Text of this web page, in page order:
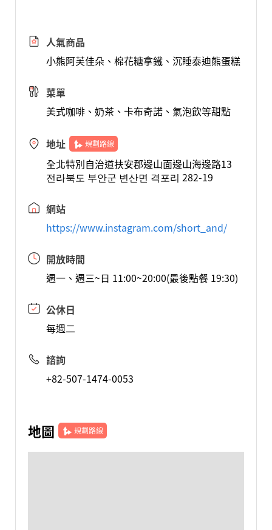
人氣商品
小熊阿芙佳朵、棉花糖拿鐵、沉睡泰迪熊蛋糕
菜單
美式咖啡、奶茶、卡布奇諾、氣泡飲等甜點
地址 規劃路線
全北特別自治道扶安郡邊山面邊山海邊路13
전라북도 부안군 변산면 격포리 282-19
網站
https://www.instagram.com/short_and/
開放時間
週一、週三~日 11:00~20:00(最後點餐 19:30)
公休日
每週二
諮詢
+82-507-1474-0053
地圖 規劃路線